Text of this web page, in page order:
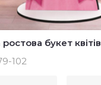
букет квітів
102